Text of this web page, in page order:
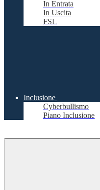
In Entrata
In Uscita
FSL
Inclusione
Cyberbullismo
Piano Inclusione